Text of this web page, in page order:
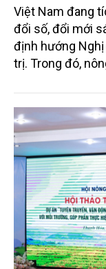
Việt Nam đang
đổi số, đổi mới
định hướng
trị. Trong đó,
sắc bởi các tiến
toàn cầu, đặc
bằng 0 (Net-